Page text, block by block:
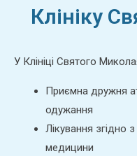
Клініку
У Клініці Святого
Приємна дружня
одужання
Лікування згідно
медицини